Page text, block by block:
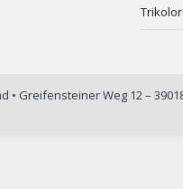
• Greifensteiner Weg 12 –